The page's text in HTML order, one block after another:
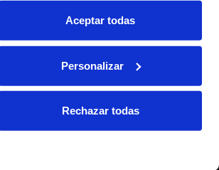
Aceptar todas
Personalizar
Rechazar todas